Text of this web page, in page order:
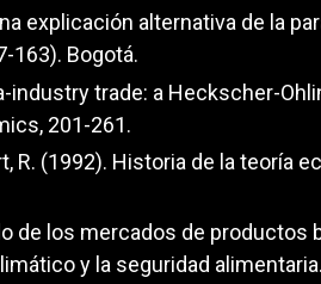
explicación alternativa de la
163). Bogotá.
industry trade: a Heckscher-
201-261.
R. (1992). Historia de la teoría
de los mercados de
y la seguridad